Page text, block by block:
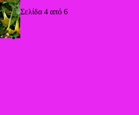
Σελίδα 4 από 6